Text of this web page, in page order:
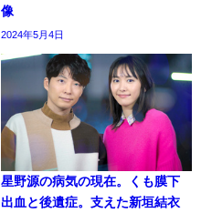
像
2024年5月4日
星野源の病気の現在。くも膜下
出血と後遺症。支えた新垣結衣